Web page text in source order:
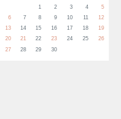
1
2 3 4
5
6
7 8 9 10 11
12
13
14 15 16 17 18
19
20
21 22 23 24 25
26
27
28 29 30